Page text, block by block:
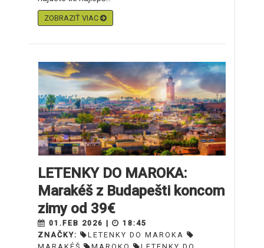
ZOBRAZIŤ VIAC
LETENKY DO MAROKA:
Marakéš z Budapešti koncom
zimy od 39€
01.FEB 2026 |
18:45
ZNAČKY:
LETENKY DO MAROKA